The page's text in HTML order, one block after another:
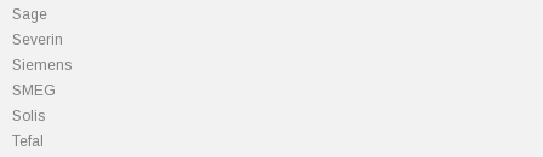
Sage
Severin
Siemens
SMEG
Solis
Tefal